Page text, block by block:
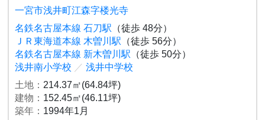
一宮市浅井町江森字楼光寺
名鉄名古屋本線 石刀駅 （徒歩 48分）
ＪＲ東海道本線 木曽川駅 （徒歩 56分）
名鉄名古屋本線 新木曽川駅 （徒歩 50分）
浅井南小学校 ／ 浅井中学校
土地： 214.37㎡(64.84坪)
建物： 152.45㎡(46.11坪)
築年： 1994年1月